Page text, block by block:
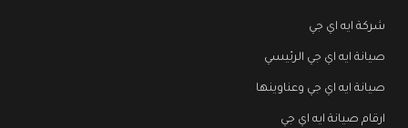
شركة ايه اي جي
صيانة ايه اي جي الرئيسي
صيانة ايه اي جي وعناوينها
ارقام صيانة ايه اي جي